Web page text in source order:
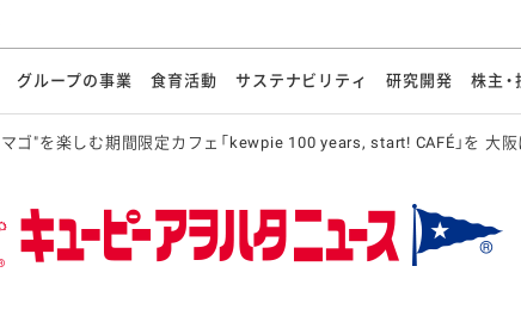
ージ 基本方針 キユーピーの約束 会社概要
グループの事業
業務用 海外
食育活動
食育活動の歩み マヨネー
た講演会 オープンキッチン（工場見学） マヨテラ
サステナビリティ
ージ サステナビリティマネジメント 資源の
達 人権の尊重 ガバナ
安心 開示方針
研究開発
ージ 研究開発ビジョン 研究開発体制
株主
の皆さまへ 経営情報 業績・財務
ご質問 ディスクロージャーポリシー 電子公告
ゴ"を楽しむ期間限定カフェ「kewpie 100 years, start! CAFÉ」を 大阪